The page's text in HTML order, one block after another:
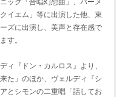
イエム」等に出演した他、東
ズに出演し、美声と存在感で
す。
ィ『ドン・カルロス』より、
た」のほか、ヴェルディ『シ
とシモンの二重唱「話してお